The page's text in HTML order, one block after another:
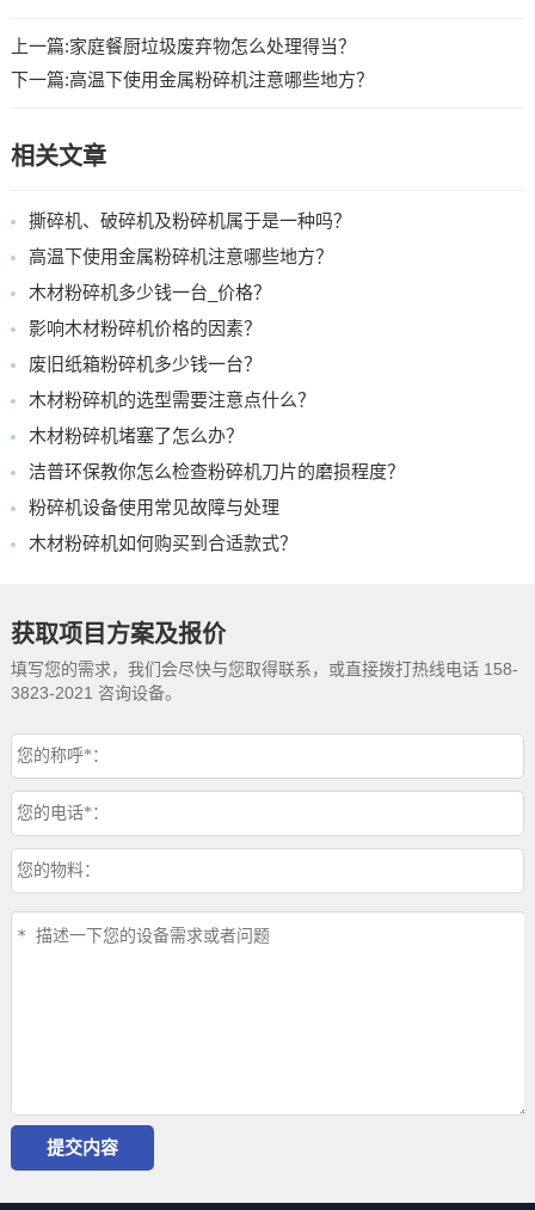
上一篇:家庭餐厨垃圾废弃物怎么处理得当？
下一篇:高温下使用金属粉碎机注意哪些地方？
相关文章
撕碎机、破碎机及粉碎机属于是一种吗？
高温下使用金属粉碎机注意哪些地方？
木材粉碎机多少钱一台_价格？
影响木材粉碎机价格的因素？
废旧纸箱粉碎机多少钱一台？
木材粉碎机的选型需要注意点什么？
木材粉碎机堵塞了怎么办？
洁普环保教你怎么检查粉碎机刀片的磨损程度？
粉碎机设备使用常见故障与处理
木材粉碎机如何购买到合适款式？
获取项目方案及报价
填写您的需求，我们会尽快与您取得联系，或直接拨打热线电话 158-
3823-2021 咨询设备。